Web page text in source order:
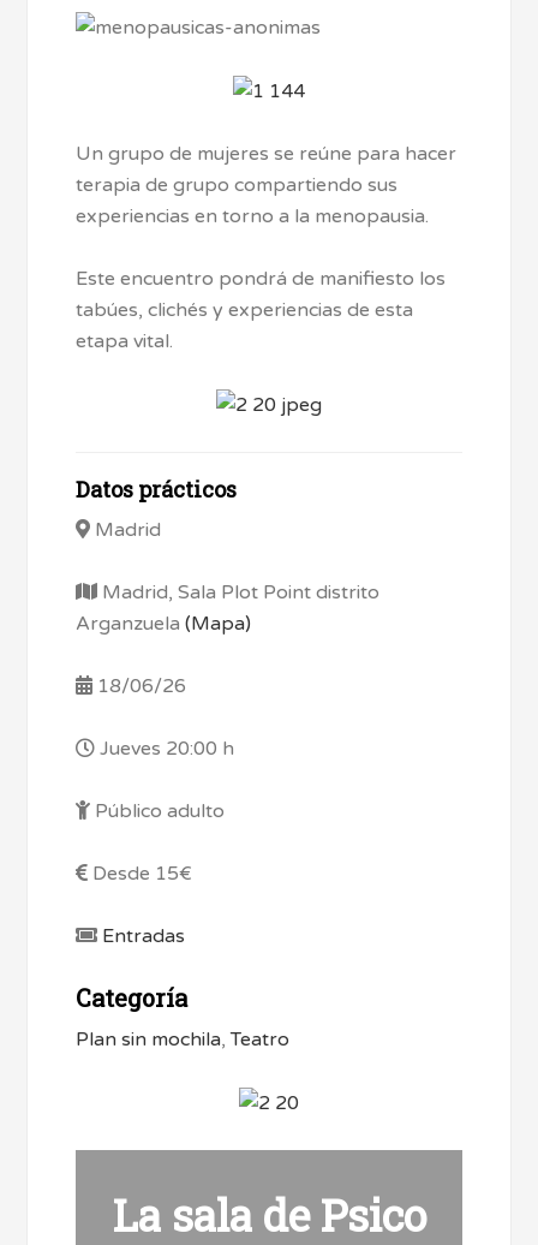
Un grupo de mujeres se reúne para hacer
terapia de grupo compartiendo sus
experiencias en torno a la menopausia.
Este encuentro pondrá de manifiesto los
tabúes, clichés y experiencias de esta
etapa vital.
Datos prácticos
Madrid
Madrid, Sala Plot Point distrito
Arganzuela(Mapa)
18/06/26
Jueves 20:00 h
Público adulto
Desde 15€
Entradas
Categoría
Plan sin mochila,Teatro
La sala de Psico